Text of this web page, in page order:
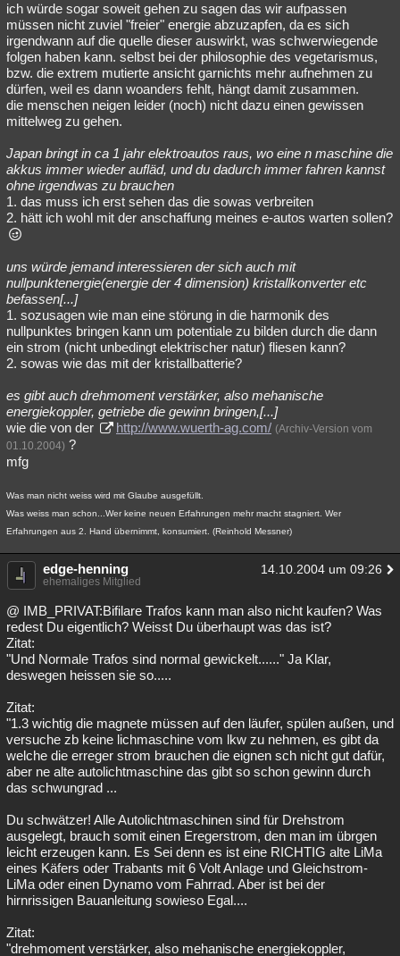
ich würde sogar soweit gehen zu sagen das wir aufpassen
müssen nicht zuviel "freier" energie abzuzapfen, da es sich
irgendwann auf die quelle dieser auswirkt, was schwerwiegende
folgen haben kann. selbst bei der philosophie des vegetarismus,
bzw. die extrem mutierte ansicht garnichts mehr aufnehmen zu
dürfen, weil es dann woanders fehlt, hängt damit zusammen.
die menschen neigen leider (noch) nicht dazu einen gewissen
mittelweg zu gehen.
Japan bringt in ca 1 jahr elektroautos raus, wo eine n maschine die
akkus immer wieder aufläd, und du dadurch immer fahren kannst
ohne irgendwas zu brauchen
1. das muss ich erst sehen das die sowas verbreiten
2. hätt ich wohl mit der anschaffung meines e-autos warten sollen?
uns würde jemand interessieren der sich auch mit
nullpunktenergie(energie der 4 dimension) kristallkonverter etc
befassen[...]
1. sozusagen wie man eine störung in die harmonik des
nullpunktes bringen kann um potentiale zu bilden durch die dann
ein strom (nicht unbedingt elektrischer natur) fliesen kann?
2. sowas wie das mit der kristallbatterie?
es gibt auch drehmoment verstärker, also mehanische
energiekoppler, getriebe die gewinn bringen,[...]
wie die von der
http://www.wuerth-ag.com/ (Archiv-Version vom
01.10.2004) ?
mfg
Was man nicht weiss wird mit Glaube ausgefüllt.
Was weiss man schon...Wer keine neuen Erfahrungen mehr macht stagniert. Wer
Erfahrungen aus 2. Hand übernimmt, konsumiert. (Reinhold Messner)
edge-henning 14.10.2004 um 09:26
ehemaliges Mitglied
@ IMB_PRIVAT:Bifilare Trafos kann man also nicht kaufen? Was
redest Du eigentlich? Weisst Du überhaupt was das ist?
Zitat:
"Und Normale Trafos sind normal gewickelt......" Ja Klar,
deswegen heissen sie so.....
Zitat:
"1.3 wichtig die magnete müssen auf den läufer, spülen außen, und
versuche zb keine lichmaschine vom lkw zu nehmen, es gibt da
welche die erreger strom brauchen die eignen sch nicht gut dafür,
aber ne alte autolichtmaschine das gibt so schon gewinn durch
das schwungrad ...
Du schwätzer! Alle Autolichtmaschinen sind für Drehstrom
ausgelegt, brauch somit einen Eregerstrom, den man im übrgen
leicht erzeugen kann. Es Sei denn es ist eine RICHTIG alte LiMa
eines Käfers oder Trabants mit 6 Volt Anlage und Gleichstrom-
LiMa oder einen Dynamo vom Fahrrad. Aber ist bei der
hirnrissigen Bauanleitung sowieso Egal....
Zitat:
"drehmoment verstärker, also mehanische energiekoppler,